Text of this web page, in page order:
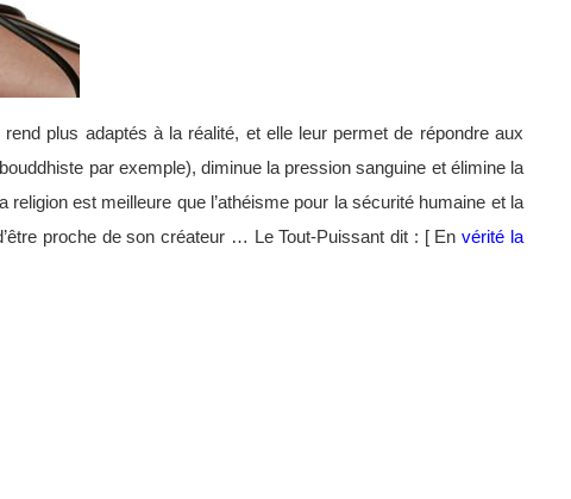
plus adaptés à la réalité, et elle leur permet de répondre aux
par exemple), diminue la pression sanguine et élimine la
est meilleure que l’athéisme pour la sécurité humaine et la
proche de son créateur … Le Tout-Puissant dit : [ Envérité la